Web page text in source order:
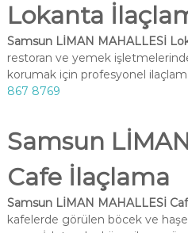
Lokanta
Samsun LİMAN MAHALLESİ
restoran ve yemek
korumak için profesyonel
867 8769
Samsun
Cafe İlaçlama
Samsun LİMAN MAHALLESİ
kafelerde görülen böcek ve